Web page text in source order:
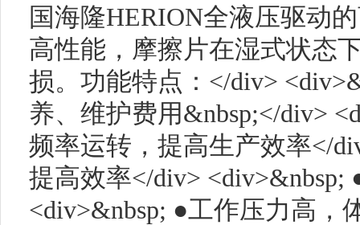
国海隆HERION全液压驱动
高性能，摩擦片在湿式状态
损。功能特点：</div>
养、维护费用&nbsp;</div>
频率运转，提高生产效率</
提高效率</div>
<div>&nbsp; ●工作压力高，